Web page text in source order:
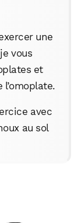
une
vous
et
avec
au sol
Email